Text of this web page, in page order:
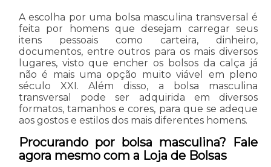
A escolha por uma bolsa masculina transversal é
feita por homens que desejam carregar seus
itens pessoais como carteira, dinheiro,
documentos, entre outros para os mais diversos
lugares, visto que encher os bolsos da calça já
não é mais uma opção muito viável em pleno
século XXI. Além disso, a bolsa masculina
transversal pode ser adquirida em diversos
formatos, tamanhos e cores, para que se adeque
aos gostos e estilos dos mais diferentes homens.
Procurando por bolsa masculina? Fale
agora mesmo com a Loja de Bolsas